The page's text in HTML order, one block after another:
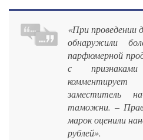
«При
обнаружили
парфюмерной
с
заместитель
таможни. –
марок оценили
рублей».